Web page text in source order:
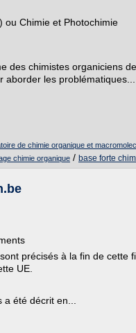
ou Chimie et Photochimie
des chimistes organiciens
les problématiques...
de chimie organique et
chimie organique / base forte
précisés à la fin de cette
UE.
été décrit en...